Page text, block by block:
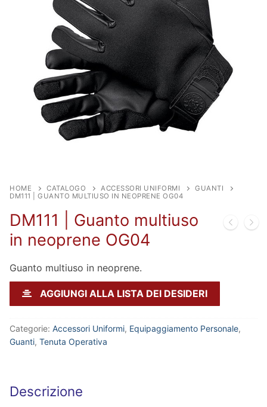
HOME CATALOGO ACCESSORI UNIFORMI
GUANTI
DM111 | GUANTO MULTIUSO IN NEOPRENE OG04
DM111 | Guanto multiuso
in neoprene OG04
Guanto multiuso in neoprene.
AGGIUNGI ALLA LISTA DEI DESIDERI
Categorie: Accessori Uniformi, Equipaggiamento Personale,
Guanti, Tenuta Operativa
Descrizione